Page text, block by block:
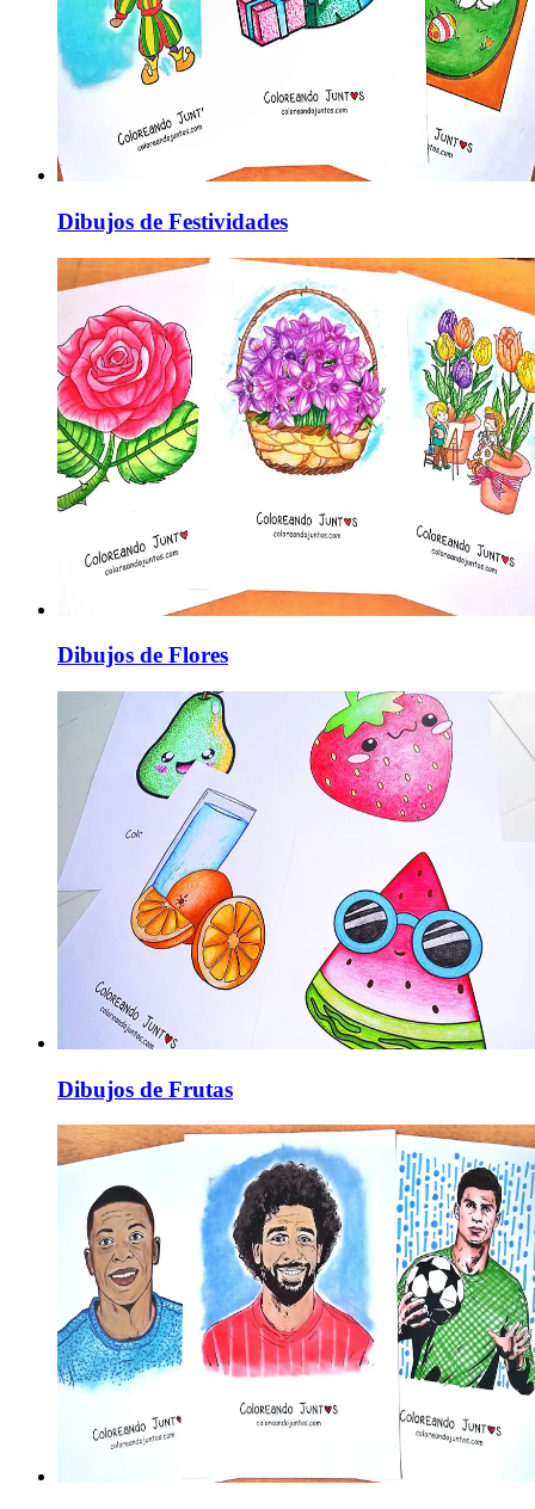
Dibujos de Festividades
Dibujos de Flores
Dibujos de Frutas